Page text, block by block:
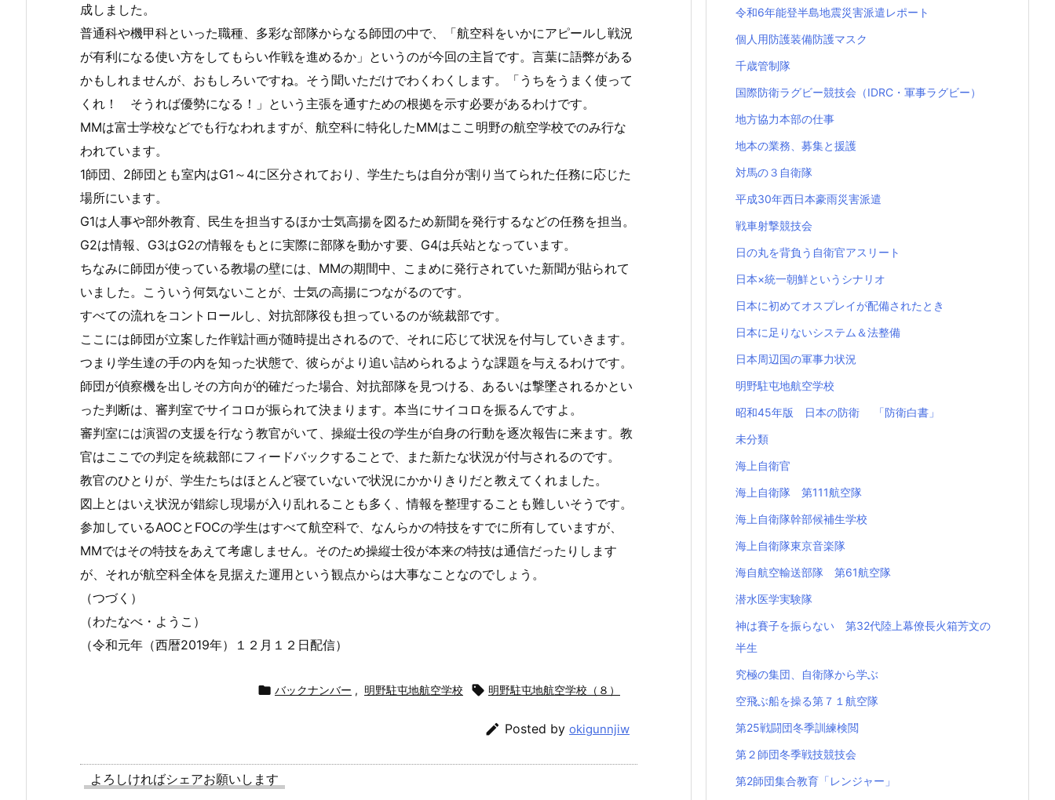
成しました。
普通科や機甲科といった職種、多彩な部隊からなる師団の中で、「航空科をいかにアピールし戦況
が有利になる使い方をしてもらい作戦を進めるか」というのが今回の主旨です。言葉に語弊がある
かもしれませんが、おもしろいですね。そう聞いただけでわくわくします。「うちをうまく使って
くれ！ そうれば優勢になる！」という主張を通すための根拠を示す必要があるわけです。
MMは富士学校などでも行なわれますが、航空科に特化したMMはここ明野の航空学校でのみ行な
われています。
1師団、2師団とも室内はG1～4に区分されており、学生たちは自分が割り当てられた任務に応じた
場所にいます。
G1は人事や部外教育、民生を担当するほか士気高揚を図るため新聞を発行するなどの任務を担当。
G2は情報、G3はG2の情報をもとに実際に部隊を動かす要、G4は兵站となっています。
ちなみに師団が使っている教場の壁には、MMの期間中、こまめに発行されていた新聞が貼られて
いました。こういう何気ないことが、士気の高揚につながるのです。
すべての流れをコントロールし、対抗部隊役も担っているのが統裁部です。
ここには師団が立案した作戦計画が随時提出されるので、それに応じて状況を付与していきます。
つまり学生達の手の内を知った状態で、彼らがより追い詰められるような課題を与えるわけです。
師団が偵察機を出しその方向が的確だった場合、対抗部隊を見つける、あるいは撃墜されるかとい
った判断は、審判室でサイコロが振られて決まります。本当にサイコロを振るんですよ。
審判室には演習の支援を行なう教官がいて、操縦士役の学生が自身の行動を逐次報告に来ます。教
官はここでの判定を統裁部にフィードバックすることで、また新たな状況が付与されるのです。
教官のひとりが、学生たちはほとんど寝ていないで状況にかかりきりだと教えてくれました。
図上とはいえ状況が錯綜し現場が入り乱れることも多く、情報を整理することも難しいそうです。
参加しているAOCとFOCの学生はすべて航空科で、なんらかの特技をすでに所有していますが、
MMではその特技をあえて考慮しません。そのため操縦士役が本来の特技は通信だったりします
が、それが航空科全体を見据えた運用という観点からは大事なことなのでしょう。
（つづく）
（わたなべ・ようこ）
（令和元年（西暦2019年）１２月１２日配信）
 バックナンバー , 明野駐屯地航空学校  明野駐屯地航空学校（８）
 Posted by okigunnjiw
よろしければシェアお願いします
令和6年能登半島地震災害派遣レポート
個人用防護装備防護マスク
千歳管制隊
国際防衛ラグビー競技会（IDRC・軍事ラグビー）
地方協力本部の仕事
地本の業務、募集と援護
対馬の３自衛隊
平成30年西日本豪雨災害派遣
戦車射撃競技会
日の丸を背負う自衛官アスリート
日本×統一朝鮮というシナリオ
日本に初めてオスプレイが配備されたとき
日本に足りないシステム＆法整備
日本周辺国の軍事力状況
明野駐屯地航空学校
昭和45年版 日本の防衛 「防衛白書」
未分類
海上自衛官
海上自衛隊 第111航空隊
海上自衛隊幹部候補生学校
海上自衛隊東京音楽隊
海自航空輸送部隊 第61航空隊
潜水医学実験隊
神は賽子を振らない 第32代陸上幕僚長火箱芳文の
半生
究極の集団、自衛隊から学ぶ
空飛ぶ船を操る第７１航空隊
第25戦闘団冬季訓練検閲
第２師団冬季戦技競技会
第2師団集合教育「レンジャー」